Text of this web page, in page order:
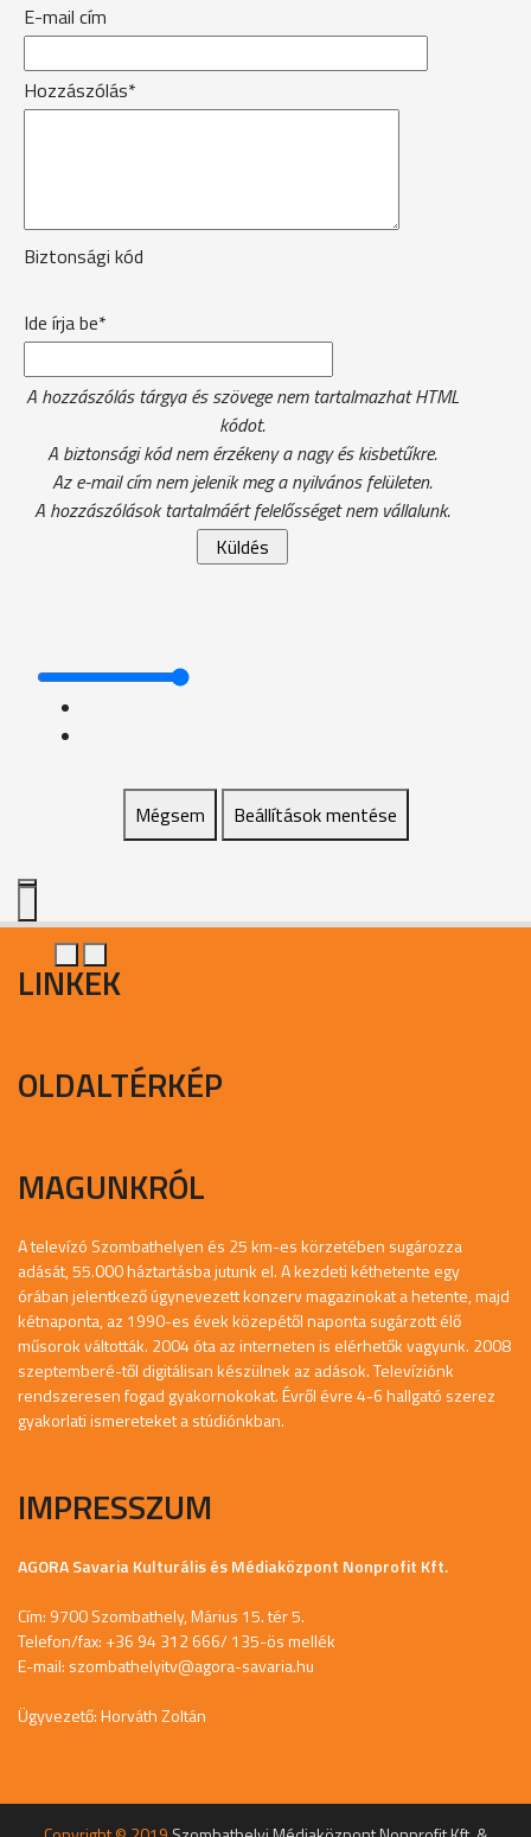
E-mail cím
Hozzászólás*
Biztonsági kód
Ide írja be*
A hozzászólás tárgya és szövege nem tartalmazhat HTML
kódot.
A biztonsági kód nem érzékeny a nagy és kisbetűkre.
Az e-mail cím nem jelenik meg a nyilvános felületen.
A hozzászólások tartalmáért felelősséget nem vállalunk.
Mégsem Beállítások mentése
LINKEK
OLDALTÉRKÉP
MAGUNKRÓL
A televízó Szombathelyen és 25 km-es körzetében sugározza
adását, 55.000 háztartásba jutunk el. A kezdeti kéthetente egy
órában jelentkező úgynevezett konzerv magazinokat a hetente, majd
kétnaponta, az 1990-es évek közepétől naponta sugárzott élő
műsorok váltották. 2004 óta az interneten is elérhetők vagyunk. 2008
szeptemberé-től digitálisan készülnek az adások. Televíziónk
rendszeresen fogad gyakornokokat. Évről évre 4-6 hallgató szerez
gyakorlati ismereteket a stúdiónkban.
IMPRESSZUM
AGORA Savaria Kulturális és Médiaközpont Nonprofit Kft.
Cím: 9700 Szombathely, Márius 15. tér 5.
Telefon/fax: +36 94 312 666/ 135-ös mellék
E-mail: szombathelyitv@agora-savaria.hu
Ügyvezető: Horváth Zoltán